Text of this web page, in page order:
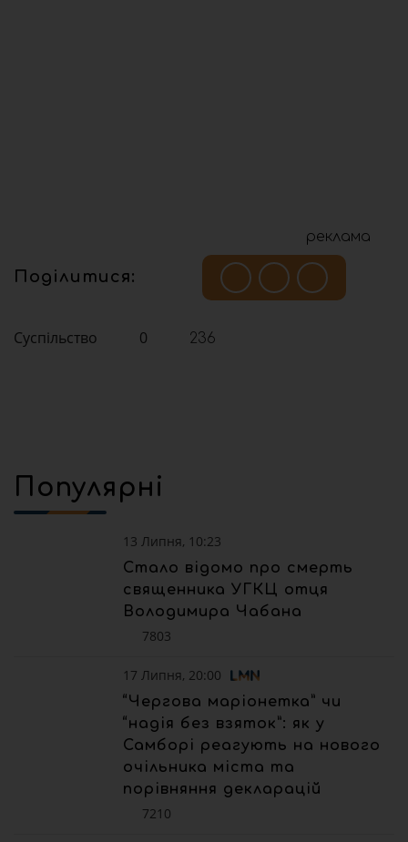
реклама
Поділитися:
Суспільство 0 236
Популярні
13 Липня, 10:23
Стало відомо про смерть
священника УГКЦ отця
Володимира Чабана
7803
17 Липня, 20:00
“Чергова маріонетка” чи
“надія без взяток”: як у
Самборі реагують на нового
очільника міста та
порівняння декларацій
7210